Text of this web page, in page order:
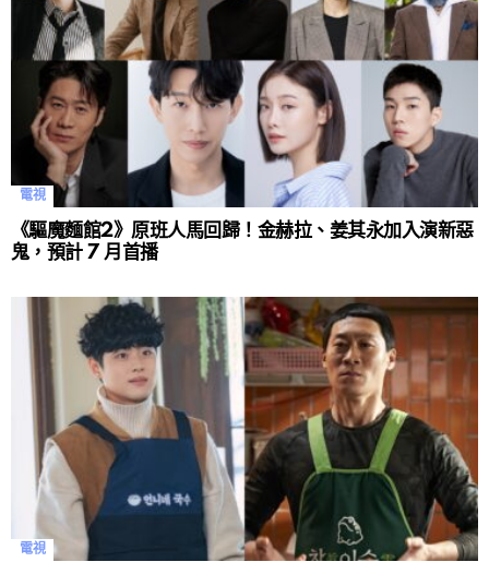
電視
《驅魔麵館2》原班人馬回歸！金赫拉、姜其永加入演新惡
鬼，預計 7 月首播
電視